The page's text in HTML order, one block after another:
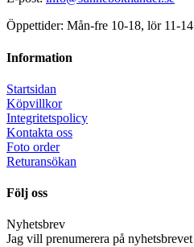
Öppettider: Mån-fre 10-18, lör 11-14
Information
Startsidan
Köpvillkor
Integritetspolicy
Kontakta oss
Foto order
Returansökan
Följ oss
Nyhetsbrev
Jag vill prenumerera på nyhetsbrevet